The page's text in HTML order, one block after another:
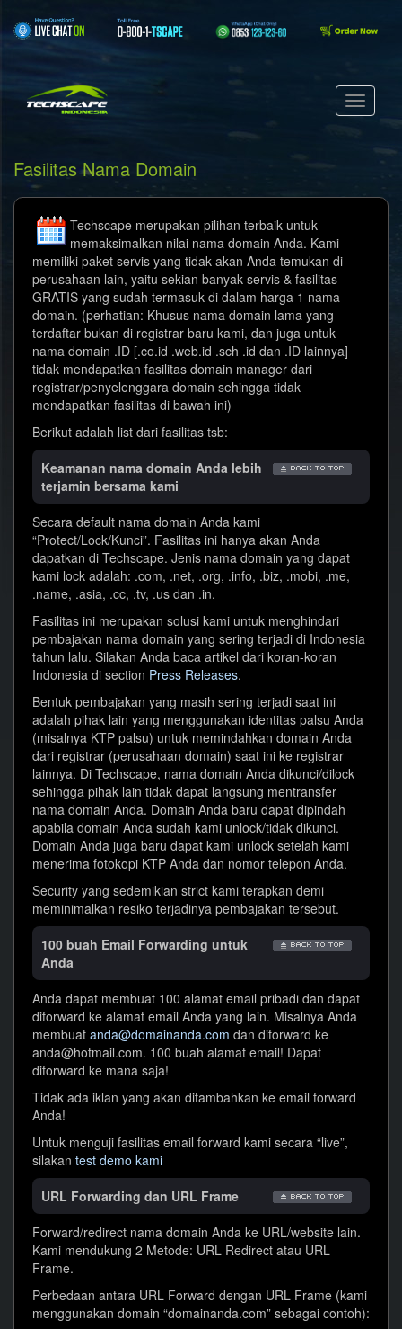
Fasilitas Nama Domain
Techscape merupakan pilihan terbaik untuk
memaksimalkan nilai nama domain Anda. Kami
memiliki paket servis yang tidak akan Anda temukan di
perusahaan lain, yaitu sekian banyak servis & fasilitas
GRATIS yang sudah termasuk di dalam harga 1 nama
domain. (perhatian: Khusus nama domain lama yang
terdaftar bukan di registrar baru kami, dan juga untuk
nama domain .ID [.co.id .web.id .sch .id dan .ID lainnya]
tidak mendapatkan fasilitas domain manager dari
registrar/penyelenggara domain sehingga tidak
mendapatkan fasilitas di bawah ini)
Berikut adalah list dari fasilitas tsb:
Keamanan nama domain Anda lebih
terjamin bersama kami
Secara default nama domain Anda kami
“Protect/Lock/Kunci”. Fasilitas ini hanya akan Anda
dapatkan di Techscape. Jenis nama domain yang dapat
kami lock adalah: .com, .net, .org, .info, .biz, .mobi, .me,
.name, .asia, .cc, .tv, .us dan .in.
Fasilitas ini merupakan solusi kami untuk menghindari
pembajakan nama domain yang sering terjadi di Indonesia
tahun lalu. Silakan Anda baca artikel dari koran-koran
Indonesia di section Press Releases.
Bentuk pembajakan yang masih sering terjadi saat ini
adalah pihak lain yang menggunakan identitas palsu Anda
(misalnya KTP palsu) untuk memindahkan domain Anda
dari registrar (perusahaan domain) saat ini ke registrar
lainnya. Di Techscape, nama domain Anda dikunci/dilock
sehingga pihak lain tidak dapat langsung mentransfer
nama domain Anda. Domain Anda baru dapat dipindah
apabila domain Anda sudah kami unlock/tidak dikunci.
Domain Anda juga baru dapat kami unlock setelah kami
menerima fotokopi KTP Anda dan nomor telepon Anda.
Security yang sedemikian strict kami terapkan demi
meminimalkan resiko terjadinya pembajakan tersebut.
100 buah Email Forwarding untuk
Anda
Anda dapat membuat 100 alamat email pribadi dan dapat
diforward ke alamat email Anda yang lain. Misalnya Anda
membuat anda@domainanda.com dan diforward ke
anda@hotmail.com. 100 buah alamat email! Dapat
diforward ke mana saja!
Tidak ada iklan yang akan ditambahkan ke email forward
Anda!
Untuk menguji fasilitas email forward kami secara “live”,
silakan test demo kami
URL Forwarding dan URL Frame
Forward/redirect nama domain Anda ke URL/website lain.
Kami mendukung 2 Metode: URL Redirect atau URL
Frame.
Perbedaan antara URL Forward dengan URL Frame (kami
menggunakan domain “domainanda.com” sebagai contoh):